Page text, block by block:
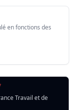
en fonctions des
Travail et de